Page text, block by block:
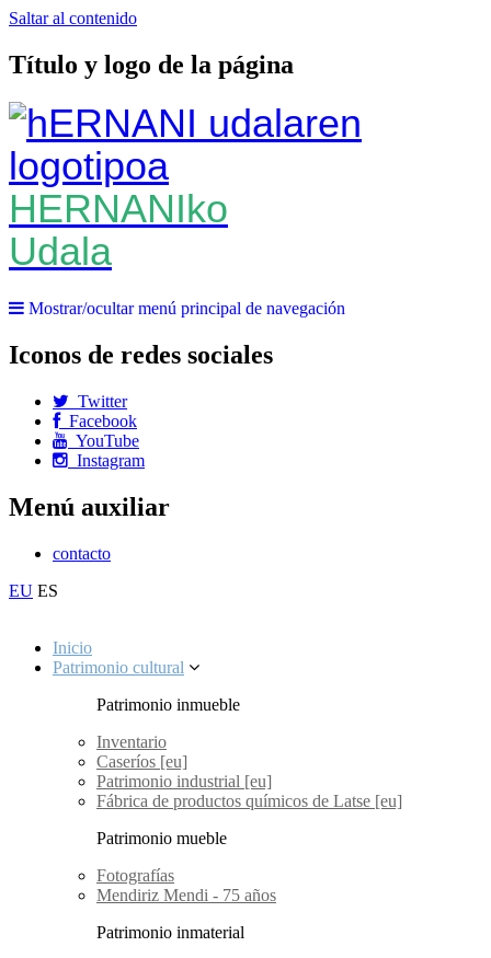
Saltar al contenido
Título y logo de la página
HERNANIko
Udala
Mostrar/ocultar menú principal de navegación
Iconos de redes sociales
Twitter
Facebook
YouTube
Instagram
Menú auxiliar
contacto
EU ES
Inicio
Patrimonio cultural
Patrimonio inmueble
Inventario
Caseríos [eu]
Patrimonio industrial [eu]
Fábrica de productos químicos de Latse [eu]
Patrimonio mueble
Fotografías
Mendiriz Mendi - 75 años
Patrimonio inmaterial